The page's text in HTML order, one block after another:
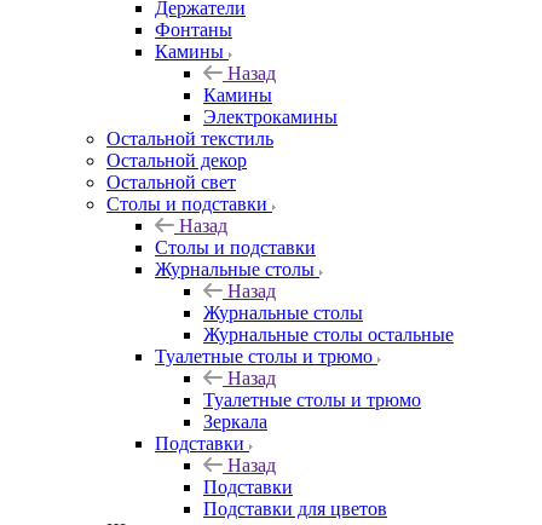
Держатели
Фонтаны
Камины
Назад
Камины
Электрокамины
Остальной текстиль
Остальной декор
Остальной свет
Столы и подставки
Назад
Столы и подставки
Журнальные столы
Назад
Журнальные столы
Журнальные столы остальные
Туалетные столы и трюмо
Назад
Туалетные столы и трюмо
Зеркала
Подставки
Назад
Подставки
Подставки для цветов